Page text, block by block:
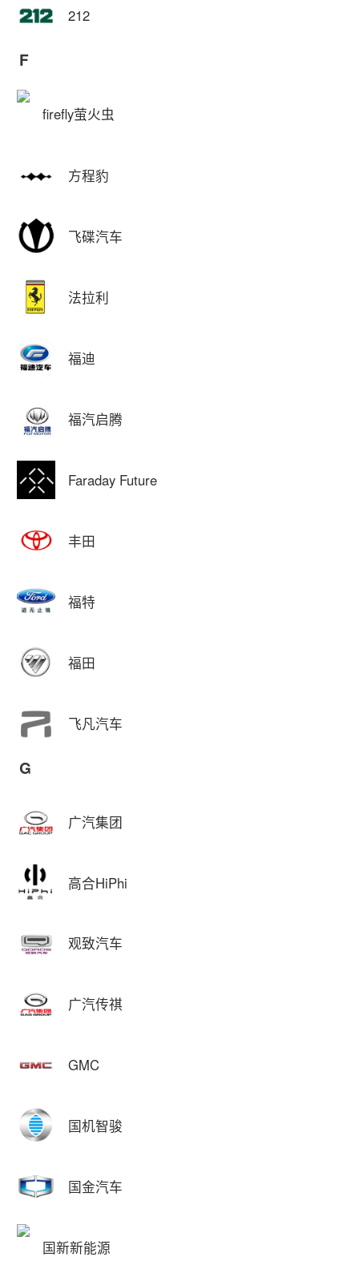
212
F
firefly萤火虫
方程豹
飞碟汽车
法拉利
福迪
福汽启腾
Faraday Future
丰田
福特
福田
飞凡汽车
G
广汽集团
高合HiPhi
观致汽车
广汽传祺
GMC
国机智骏
国金汽车
国新新能源